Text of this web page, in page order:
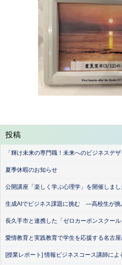
投稿
「輝け未来の専門職！未来へのビジネスデ
夏季休暇のお知らせ
公開講座「楽しく学ぶ心理学」を開催しまし
生成AIでビジネス課題に挑む ―高校生が挑
長久手市と連携した「ゼロカーボンスクール
愛情教育と実践教育で学生を応援する名古
[授業レポート] 情報ビジネスコース講師に